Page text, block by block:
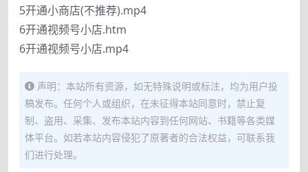
5开通小商店(不推荐).mp4
6开通视频号小店.htm
6开通视频号小店.mp4
声明：本站所有资源，如无特殊说明或标注，均为用户投
稿发布。任何个人或组织，在未征得本站同意时，禁止复
制、盗用、采集、发布本站内容到任何网站、书籍等各类媒
体平台。如若本站内容侵犯了原著者的合法权益，可联系我
们进行处理。